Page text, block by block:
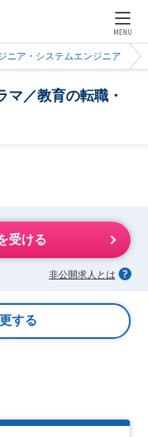
MENU
ニア・システムエンジニア
マ／教育の転職・
受ける
非公開求人とは
する